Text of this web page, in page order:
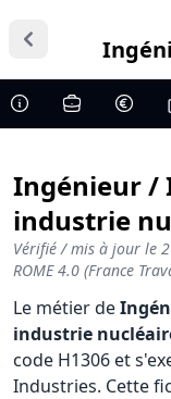
Ingénieur /
industrie
Vérifié / mis à jour le
ROME 4.0 (France
Le métier de
industrie
code H1306 et
Industries. Cette